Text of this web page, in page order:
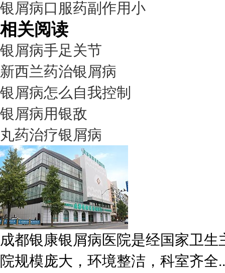
银屑病口服药副作用小
相关阅读
银屑病手足关节
新西兰药治银屑病
银屑病怎么自我控制
银屑病用银敌
丸药治疗银屑病
成都银康银屑病医院是经国家卫
院规模庞大，环境整洁，科室齐全